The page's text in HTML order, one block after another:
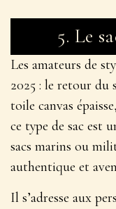
5.Le
Les amateurs de
2025 : le retour du
toile canvas
ce type de sac est
sacs marins ou
authentique et
Il s’adresse aux